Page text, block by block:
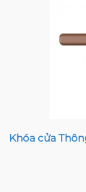
Khóa cửa